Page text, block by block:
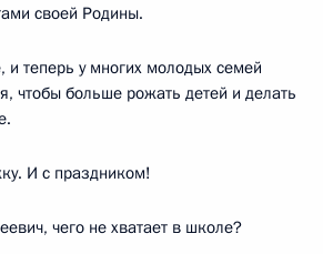
своей Родины.
и теперь у многих молодых семей
чтобы больше рожать детей и делать
И с праздником!
чего не хватает в школе?